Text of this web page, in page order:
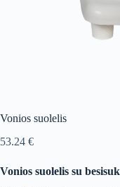
Vonios suolelis
53.24 €
Vonios suolelis su